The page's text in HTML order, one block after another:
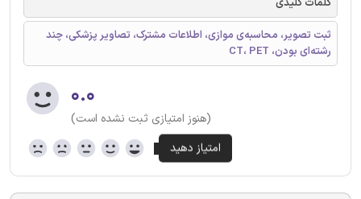
کلمات کلیدی
ثبت تصویر، محاسبه‌ی موازی، اطلاعات مشترک، تصاویر پزشکی، چند
رشته‌ای بودن، CT، PET
۰.۰
(هنوز امتیازی ثبت نشده است)